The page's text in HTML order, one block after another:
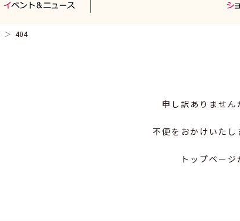
404
申し訳ありません
不便をおかけいたし
トップペー